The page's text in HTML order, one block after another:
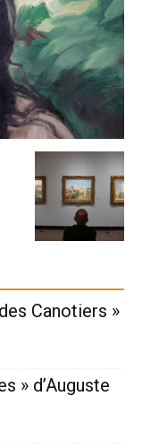
Canotiers »
» d’Auguste